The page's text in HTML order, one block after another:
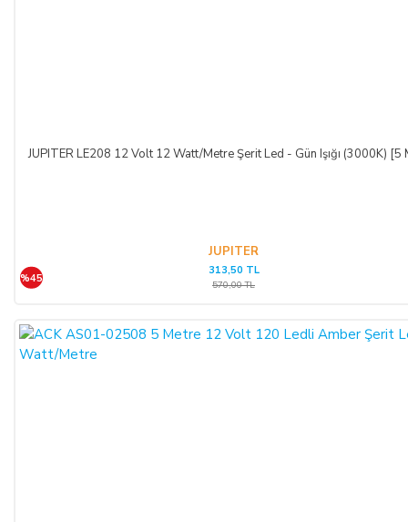
JUPITER LE208 12 Volt 12 Watt/Metre Şerit Led - Gün Işığı (3000K) [5
JUPITER
%45
313,50 TL
570,00 TL